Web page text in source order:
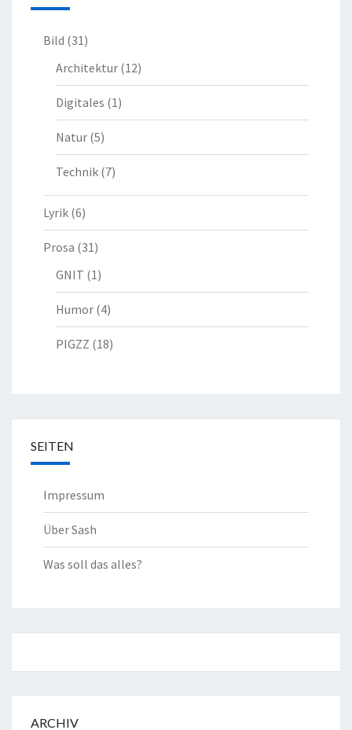
Bild (31)
Architektur (12)
Digitales (1)
Natur (5)
Technik (7)
Lyrik (6)
Prosa (31)
GNIT (1)
Humor (4)
PIGZZ (18)
SEITEN
Impressum
Über Sash
Was soll das alles?
ARCHIV